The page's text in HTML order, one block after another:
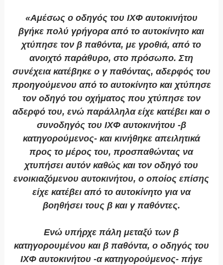
«Αμέσως ο οδηγός του ΙΧΦ αυτοκινήτου
βγήκε πολύ γρήγορα από το αυτοκίνητο και
χτύπησε τον β παθόντα, με γροθιά, από το
ανοιχτό παράθυρο, στο πρόσωπο. Στη
συνέχεια κατέβηκε ο γ παθόντας, αδερφός του
προηγούμενου από το αυτοκίνητο και χτύπησε
τον οδηγό του οχήματος που χτύπησε τον
αδερφό του, ενώ παράλληλα είχε κατέβει και ο
συνοδηγός του ΙΧΦ αυτοκινήτου -β
κατηγορούμενος- και κινήθηκε απειλητικά
προς το μέρος του, προσπαθώντας να
χτυπήσει αυτόν καθώς και τον οδηγό του
ενοικιαζόμενου αυτοκινήτου, ο οποίος επίσης
είχε κατέβει από το αυτοκίνητο για να
βοηθήσει τους β και γ παθόντες.
Ενώ υπήρχε πάλη μεταξύ των β
κατηγορουμένου και β παθόντα, ο οδηγός του
ΙΧΦ αυτοκινήτου -α κατηγορούμενος- πήγε